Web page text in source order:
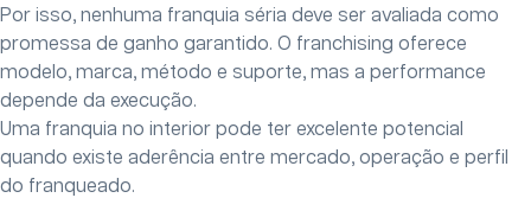
Por isso, nenhuma franquia séria deve ser avaliada como
promessa de ganho garantido. O franchising oferece
modelo, marca, método e suporte, mas a performance
depende da execução.
Uma franquia no interior pode ter excelente potencial
quando existe aderência entre mercado, operação e perfil
do franqueado.